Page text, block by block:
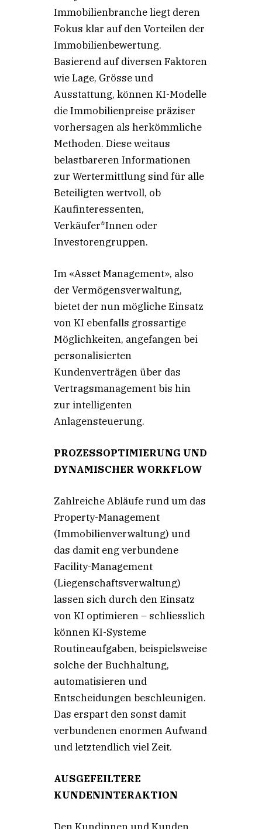
Immobilienbranche liegt deren
Fokus klar auf den Vorteilen der
Immobilienbewertung.
Basierend auf diversen Faktoren
wie Lage, Grösse und
Ausstattung, können KI-Modelle
die Immobilienpreise präziser
vorhersagen als herkömmliche
Methoden. Diese weitaus
belastbareren Informationen
zur Wertermittlung sind für alle
Beteiligten wertvoll, ob
Kaufinteressenten,
Verkäufer*Innen oder
Investorengruppen.
Im «Asset Management», also
der Vermögensverwaltung,
bietet der nun mögliche Einsatz
von KI ebenfalls grossartige
Möglichkeiten, angefangen bei
personalisierten
Kundenverträgen über das
Vertragsmanagement bis hin
zur intelligenten
Anlagensteuerung.
PROZESSOPTIMIERUNG UND
DYNAMISCHER WORKFLOW
Zahlreiche Abläufe rund um das
Property-Management
(Immobilienverwaltung) und
das damit eng verbundene
Facility-Management
(Liegenschaftsverwaltung)
lassen sich durch den Einsatz
von KI optimieren – schliesslich
können KI-Systeme
Routineaufgaben, beispielsweise
solche der Buchhaltung,
automatisieren und
Entscheidungen beschleunigen.
Das erspart den sonst damit
verbundenen enormen Aufwand
und letztendlich viel Zeit.
AUSGEFEILTERE
KUNDENINTERAKTION